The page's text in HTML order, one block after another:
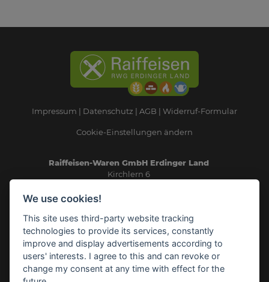
Impressum Datenschutz AGB Widerruf-Formular
Cookie-Einstellungen ändern
Raiffeisen-Waren GmbH Erdinger Land
Kirchlern 6
E-Mail:info(at)rwg-erdinger-land.de
SICHERHEITSDATENBLÄTTER
We use cookies!
This site uses third-party website tracking
technologies to provide its services, constantly
improve and display advertisements according to
users' interests. I agree to this and can revoke or
change my consent at any time with effect for the